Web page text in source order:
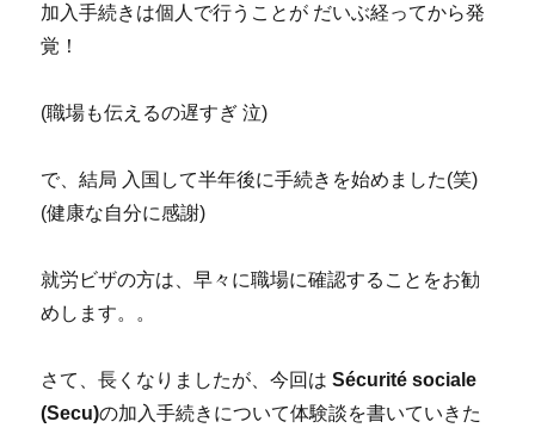
加入手続きは個人で行うことが だいぶ経ってから発
覚！
(職場も伝えるの遅すぎ 泣)
で、結局 入国して半年後に手続きを始めました(笑)
(健康な自分に感謝)
就労ビザの方は、早々に職場に確認することをお勧
めします。。
さて、長くなりましたが、今回はSécurité sociale
(Secu)の加入手続きについて体験談を書いていきた